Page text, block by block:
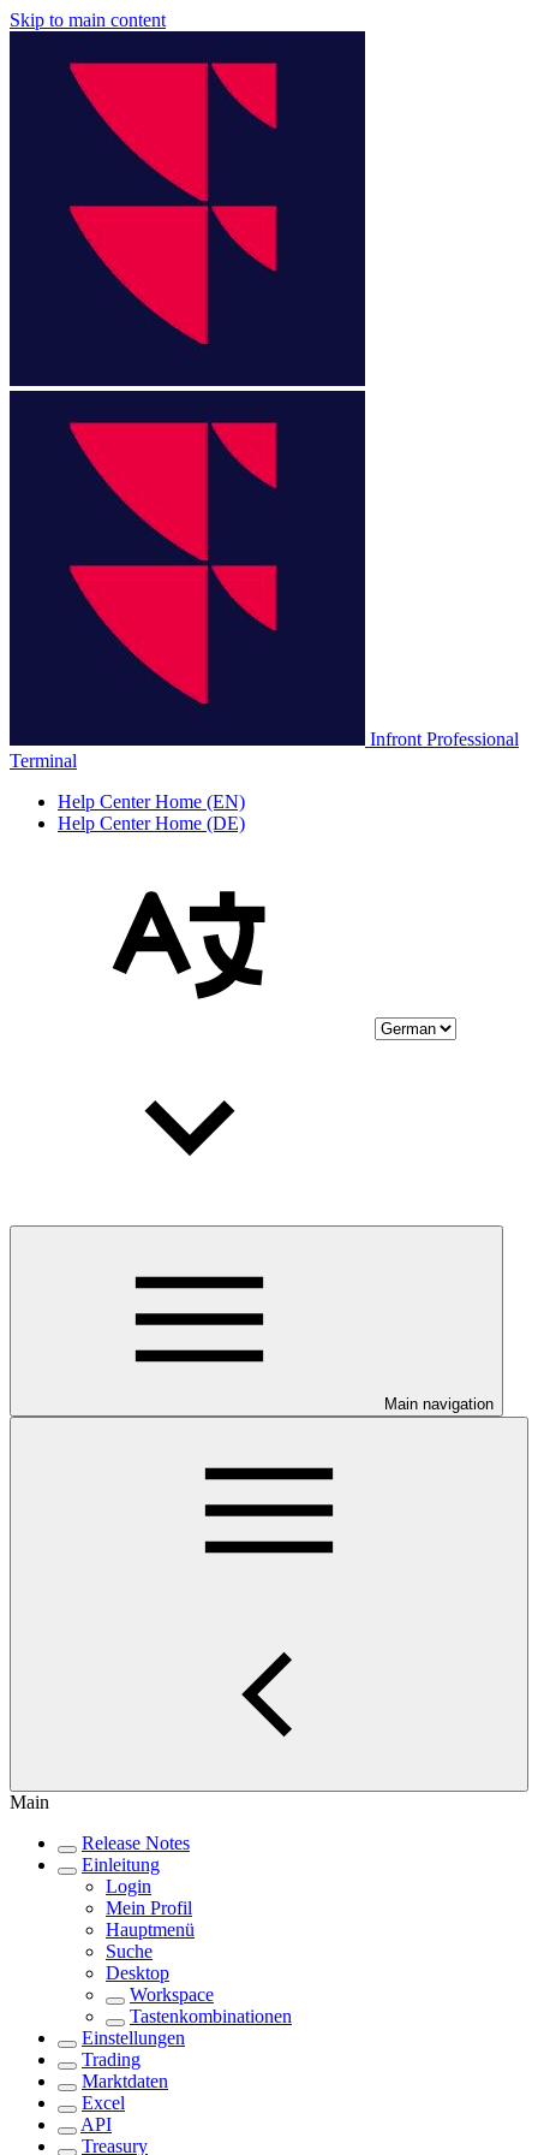
Skip to main content
Infront Professional
Terminal
Help Center Home (EN)
Help Center Home (DE)
Main navigation
Main
Release Notes
Einleitung
Login
Mein Profil
Hauptmenü
Suche
Desktop
Workspace
Tastenkombinationen
Einstellungen
Trading
Marktdaten
Excel
API
Treasury